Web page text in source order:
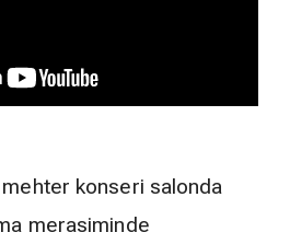
konseri salonda
merasiminde